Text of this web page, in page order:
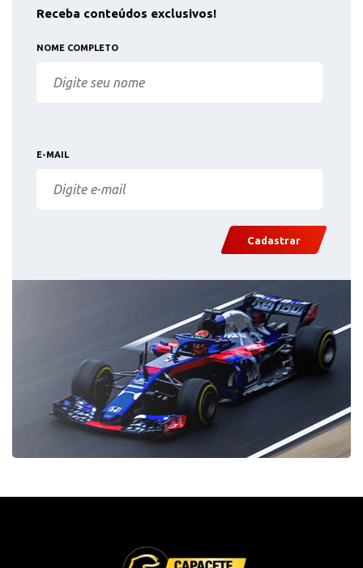
Receba conteúdos exclusivos!
NOME COMPLETO
E-MAIL
Cadastrar